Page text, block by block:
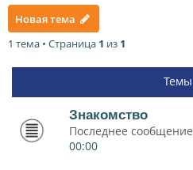
Новая тема
1 тема • Страница 1 из 1
Темы
Знакомство
Последнее сообщение
00:00